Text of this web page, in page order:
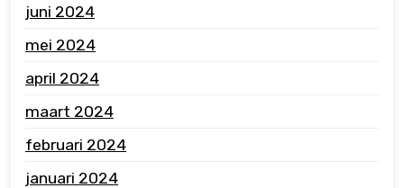
juni 2024
mei 2024
april 2024
maart 2024
februari 2024
januari 2024